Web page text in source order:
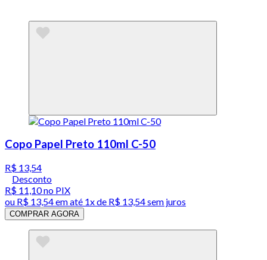
Copo Papel Preto 110ml C-50
R$ 13,54
Desconto
R$ 11,10no PIX
ou R$ 13,54em até 1x de R$ 13,54sem juros
COMPRAR AGORA